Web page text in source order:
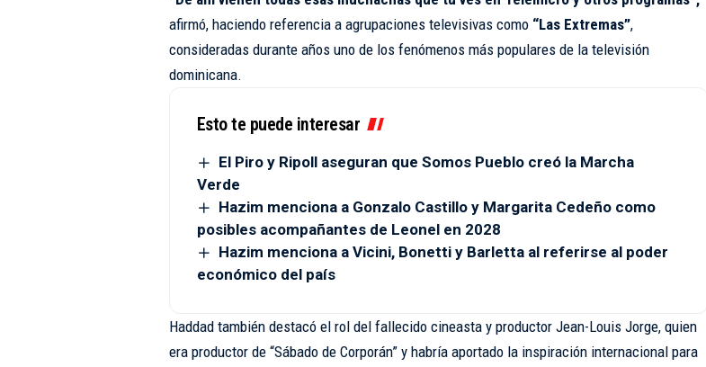
afirmó, haciendo referencia a agrupaciones televisivas como “Las Extremas”,
consideradas durante años uno de los fenómenos más populares de la televisión
dominicana.
Esto te puede interesar
El Piro y Ripoll aseguran que Somos Pueblo creó la Marcha
Verde
Hazim menciona a Gonzalo Castillo y Margarita Cedeño como
posibles acompañantes de Leonel en 2028
Hazim menciona a Vicini, Bonetti y Barletta al referirse al poder
económico del país
Haddad también destacó el rol del fallecido cineasta y productor Jean-Louis Jorge, quien
era productor de “Sábado de Corporán” y habría aportado la inspiración internacional para